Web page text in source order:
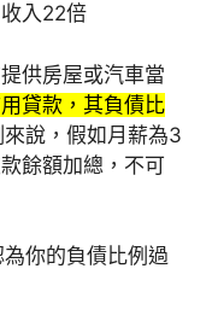
入22倍
供房屋或汽車當
貸款，其負債比
來說，假如月薪為3
餘額加總，不可
你的負債比例過